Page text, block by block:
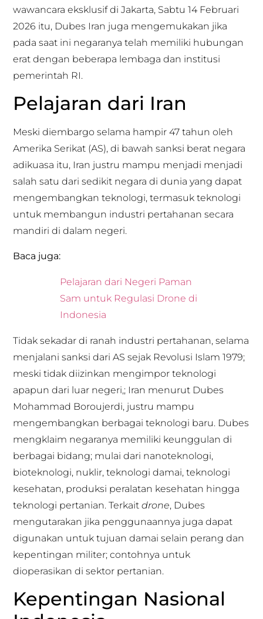
wawancara eksklusif di Jakarta, Sabtu 14 Februari
2026 itu, Dubes Iran juga mengemukakan jika
pada saat ini negaranya telah memiliki hubungan
erat dengan beberapa lembaga dan institusi
pemerintah RI.
Pelajaran dari Iran
Meski diembargo selama hampir 47 tahun oleh
Amerika Serikat (AS), di bawah sanksi berat negara
adikuasa itu, Iran justru mampu menjadi menjadi
salah satu dari sedikit negara di dunia yang dapat
mengembangkan teknologi, termasuk teknologi
untuk membangun industri pertahanan secara
mandiri di dalam negeri.
Baca juga:
Pelajaran dari Negeri Paman
Sam untuk Regulasi Drone di
Indonesia
Tidak sekadar di ranah industri pertahanan, selama
menjalani sanksi dari AS sejak Revolusi Islam 1979;
meski tidak diizinkan mengimpor teknologi
apapun dari luar negeri,; Iran menurut Dubes
Mohammad Boroujerdi, justru mampu
mengembangkan berbagai teknologi baru. Dubes
mengklaim negaranya memiliki keunggulan di
berbagai bidang; mulai dari nanoteknologi,
bioteknologi, nuklir, teknologi damai, teknologi
kesehatan, produksi peralatan kesehatan hingga
teknologi pertanian. Terkaitdrone, Dubes
mengutarakan jika penggunaannya juga dapat
digunakan untuk tujuan damai selain perang dan
kepentingan militer; contohnya untuk
dioperasikan di sektor pertanian.
Kepentingan Nasional